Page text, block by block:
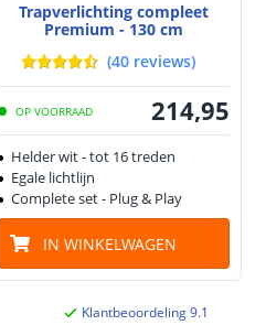
Trapverlichting compleet
Premium - 130 cm
(40 reviews)
OP VOORRAAD 214,95
Helder wit - tot 16 treden
Egale lichtlijn
Complete set - Plug & Play
IN WINKELWAGEN
Klantbeoordeling 9.1